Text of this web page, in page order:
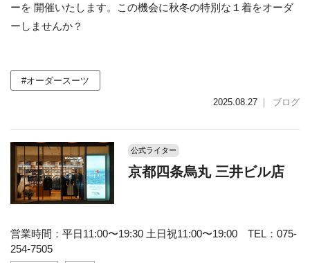
ーを 開催いたします。この機会に秋冬の特別な１着をオーダ
ーしませんか？
#オーダースーツ
2025.08.27 ｜ ブログ
公式ライター
京都四条烏丸 三井ビル店
営業時間：平日11:00〜19:30 土日祝11:00〜19:00 TEL：075-
254-7505